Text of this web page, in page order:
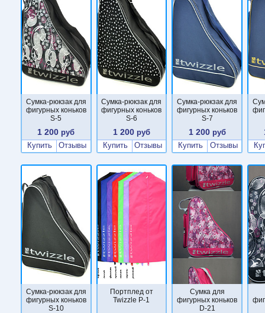
Сумка-рюкзак для
фигурных коньков
S-5
1 200 руб
Купить
Отзывы
Сумка-рюкзак для
фигурных коньков
S-6
1 200 руб
Купить
Отзывы
Сумка-рюкзак для
фигурных коньков
S-7
1 200руб
Купить
Отзывы
Сумка-рюкзак для
фигурных коньков
S-10
Портплед от
Twizzle P-1
Сумка для
фигурных коньков
D-21